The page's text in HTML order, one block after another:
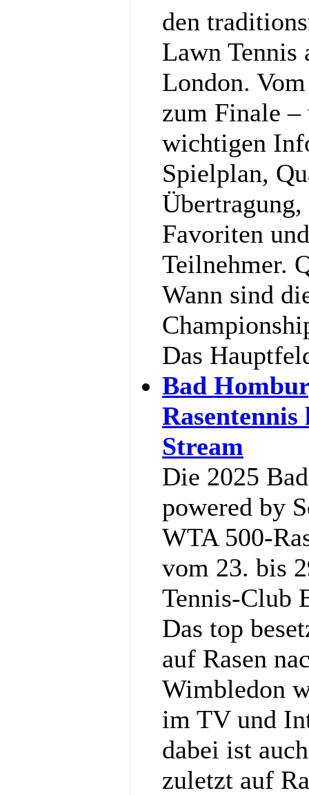
den
Lawn Tennis
London.
zum Finale
wichtigen
Spielplan,
Favoriten
Teilnehmer.
Wann sind
Das
Bad
Stream
Die 2025
powered by
WTA 500-
vom 23. bis
Tennis‑Club
Das top
auf Rasen
Wimbledon
im TV und
dabei ist
zuletzt auf